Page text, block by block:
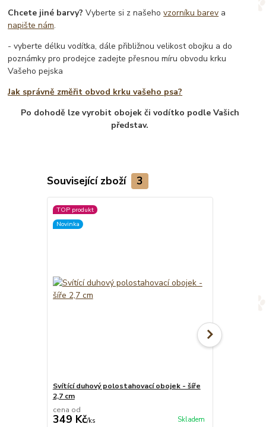
Chcete jiné barvy? Vyberte si z našehovzorníku barev a
napište nám.
- vyberte délku vodítka, dále přibližnou velikost obojku a do
poznámky pro prodejce zadejte přesnou míru obvodu krku
Vašeho pejska
Jak správně změřit obvod krku vašeho psa?
Po dohodě lze vyrobit obojek či vodítko podle Vašich
představ.
Související zboží 3
TOP produkt
Novinka
Svítící duhový polostahovací obojek - šíře
2,7 cm
cena od
349 Kč/ks Skladem